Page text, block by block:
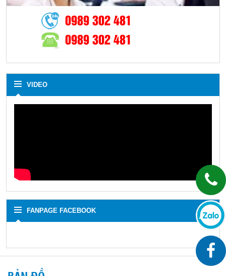
0989 302 481
0989 302 481
VIDEO
FANPAGE FACEBOOK